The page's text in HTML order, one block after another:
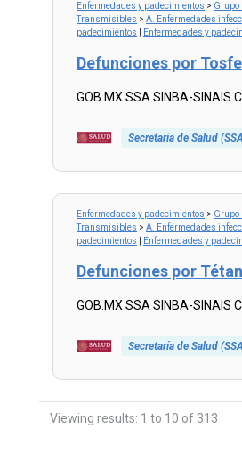
Enfermedades y padecimientos > Grupo
Transmisibles > A. Enfermedades
padecimientos
Enfermedades y
Defunciones por
GOB.MX SSA SINBA-
Secretaría de Salud
Enfermedades y padecimientos > Grupo
Transmisibles > A. Enfermedades
padecimientos
Enfermedades y
Defunciones por
GOB.MX SSA SINBA-
Secretaría de Salud
Viewing results: 1 to 10 of 313